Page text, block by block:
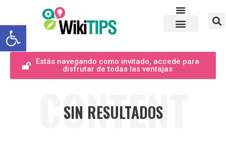
Abrir barra de herramientas
Estás navegando como invitado, accede para
disfrutar de todas las ventajas
CONTENT
SIN RESULTADOS